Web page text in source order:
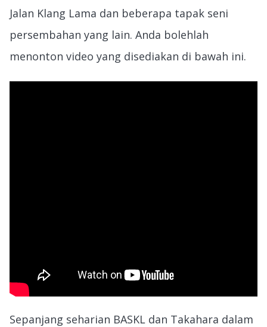
Jalan Klang Lama dan beberapa tapak seni
persembahan yang lain. Anda bolehlah
menonton video yang disediakan di bawah ini.
Sepanjang seharian BASKL dan Takahara dalam